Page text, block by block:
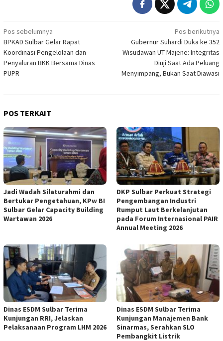
Navigasi
pos
Pos sebelumnya
BPKAD Sulbar Gelar Rapat
Koordinasi Pengelolaan dan
Penyaluran BKK Bersama Dinas
PUPR
Pos berikutnya
Gubernur Suhardi Duka ke 352
Wisudawan UT Majene: Integritas
Diuji Saat Ada Peluang
Menyimpang, Bukan Saat Diawasi
POS TERKAIT
Jadi Wadah Silaturahmi dan
Bertukar Pengetahuan, KPw BI
Sulbar Gelar Capacity Building
Wartawan 2026
DKP Sulbar Perkuat Strategi
Pengembangan Industri
Rumput Laut Berkelanjutan
pada Forum Internasional PAIR
Annual Meeting 2026
Dinas ESDM Sulbar Terima
Kunjungan RRI, Jelaskan
Pelaksanaan Program LHM 2026
Dinas ESDM Sulbar Terima
Kunjungan Manajemen Bank
Sinarmas, Serahkan SLO
Pembangkit Listrik